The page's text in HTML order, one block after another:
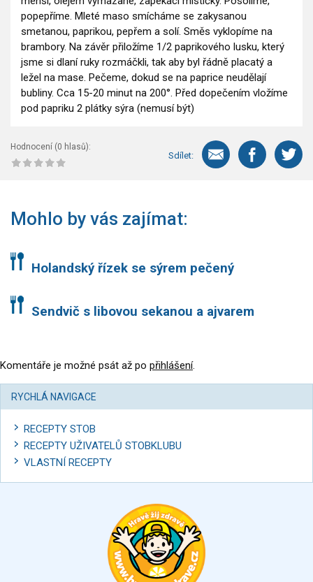
popepříme. Mleté maso smícháme se zakysanou
smetanou, paprikou, pepřem a solí. Směs vyklopíme na
brambory. Na závěr přiložíme 1/2 paprikového lusku, který
jsme si dlaní ruky rozmáčkli, tak aby byl řádně placatý a
ležel na mase. Pečeme, dokud se na paprice neudělají
bubliny. Cca 15-20 minut na 200°. Před dopečením vložíme
pod papriku 2 plátky sýra (nemusí být)
Hodnocení (0 hlasů):
Sdílet:
Mohlo by vás zajímat:
Holandský řízek se sýrem pečený
Sendvič s libovou sekanou a ajvarem
Komentáře je možné psát až po přihlášení.
RYCHLÁ NAVIGACE
RECEPTY STOB
RECEPTY UŽIVATELŮ STOBKLUBU
VLASTNÍ RECEPTY